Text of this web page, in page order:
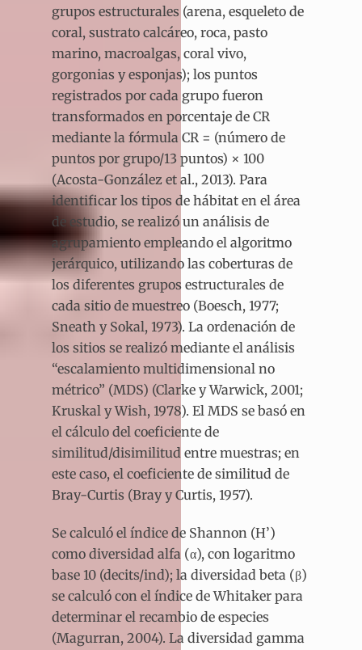
grupos estructurales (arena, esqueleto de
coral, sustrato calcáreo, roca, pasto
marino, macroalgas, coral vivo,
gorgonias y esponjas); los puntos
registrados por cada grupo fueron
transformados en porcentaje de CR
mediante la fórmula CR = (número de
puntos por grupo/13 puntos) × 100
(Acosta-González et al., 2013). Para
identificar los tipos de hábitat en el área
de estudio, se realizó un análisis de
agrupamiento empleando el algoritmo
jerárquico, utilizando las coberturas de
los diferentes grupos estructurales de
cada sitio de muestreo (Boesch, 1977;
Sneath y Sokal, 1973). La ordenación de
los sitios se realizó mediante el análisis
“escalamiento multidimensional no
métrico” (MDS) (Clarke y Warwick, 2001;
Kruskal y Wish, 1978). El MDS se basó en
el cálculo del coeficiente de
similitud/disimilitud entre muestras; en
este caso, el coeficiente de similitud de
Bray-Curtis (Bray y Curtis, 1957).
Se calculó el índice de Shannon (H’)
como diversidad alfa (α), con logaritmo
base 10 (decits/ind); la diversidad beta (β)
se calculó con el índice de Whitaker para
determinar el recambio de especies
(Magurran, 2004). La diversidad gamma